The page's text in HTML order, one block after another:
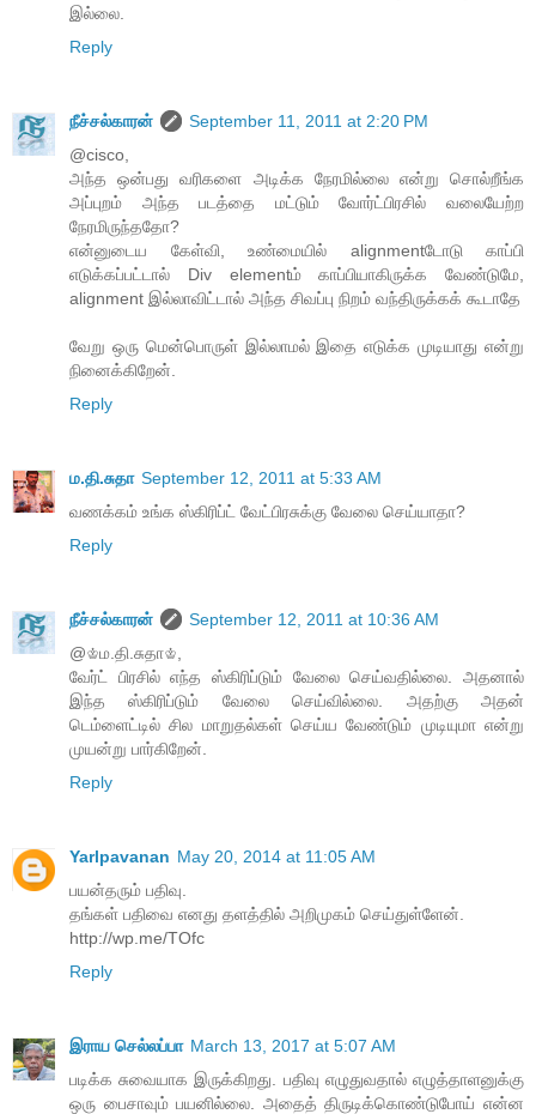
இல்லை.
Reply
நீச்சல்காரன்
September 11, 2011 at 2:20 PM
@cisco,
அந்த ஒன்பது வரிகளை அடிக்க நேரமில்லை என்று சொல்றீங்க
அப்புறம் அந்த படத்தை மட்டும் வோர்ட்பிரசில் வலையேற்ற
நேரமிருந்ததோ?
என்னுடைய கேள்வி, உண்மையில் alignmentடோடு காப்பி
எடுக்கப்பட்டால் Div elementம் காப்பியாகிருக்க வேண்டுமே,
alignment இல்லாவிட்டால் அந்த சிவப்பு நிறம் வந்திருக்கக் கூடாதே
வேறு ஒரு மென்பொருள் இல்லாமல் இதை எடுக்க முடியாது என்று
நினைக்கிறேன்.
Reply
ம.தி.சுதா September 12, 2011 at 5:33 AM
வணக்கம் உங்க ஸ்கிரிப்ட் வேட்பிரசுக்கு வேலை செய்யாதா?
Reply
நீச்சல்காரன்
September 12, 2011 at 10:36 AM
@♔ம.தி.சுதா♔,
வேர்ட் பிரசில் எந்த ஸ்கிரிப்டும் வேலை செய்வதில்லை. அதனால்
இந்த ஸ்கிரிப்டும் வேலை செய்வில்லை. அதற்கு அதன்
டெம்ளைட்டில் சில மாறுதல்கள் செய்ய வேண்டும் முடியுமா என்று
முயன்று பார்கிறேன்.
Reply
Yarlpavanan May 20, 2014 at 11:05 AM
பயன்தரும் பதிவு.
தங்கள் பதிவை எனது தளத்தில் அறிமுகம் செய்துள்ளேன்.
http://wp.me/TOfc
Reply
இராய செல்லப்பா March 13, 2017 at 5:07 AM
படிக்க சுவையாக இருக்கிறது. பதிவு எழுதுவதால் எழுத்தாளனுக்கு
ஒரு பைசாவும் பயனில்லை. அதைத் திருடிக்கொண்டுபோய் என்ன